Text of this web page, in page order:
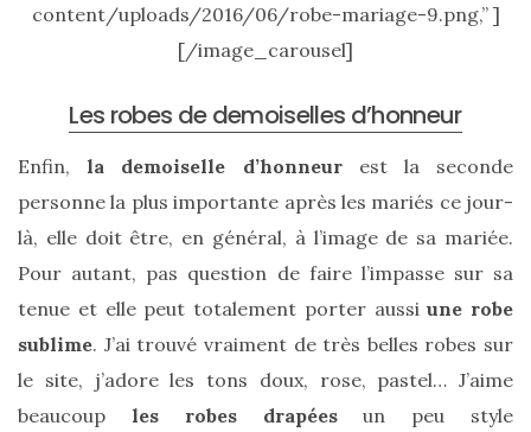
Zoom
le
sac
Batman
Small
RSVP
Paris
content/uploads/2016/06/robe-mariage-9.png,” ]
[/image_carousel]
Les robes de demoiselles d’honneur
Enfin, la demoiselle d’honneurest la seconde
personne la plus importante après les mariés ce jour-
là, elle doit être, en général, à l’image de sa mariée.
Pour autant, pas question de faire l’impasse sur sa
tenue et elle peut totalement porter aussiune robe
sublime. J’ai trouvé vraiment de très belles robes sur
le site, j’adore les tons doux, rose, pastel… J’aime
beaucoup les robes drapéesun peu style